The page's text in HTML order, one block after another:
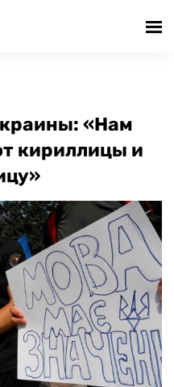
«Нам
кириллицы и